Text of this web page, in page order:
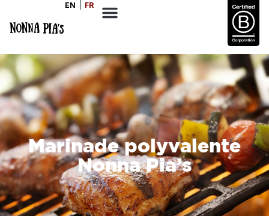
EN FR
Marinade polyvalente
Nonna Pia’s